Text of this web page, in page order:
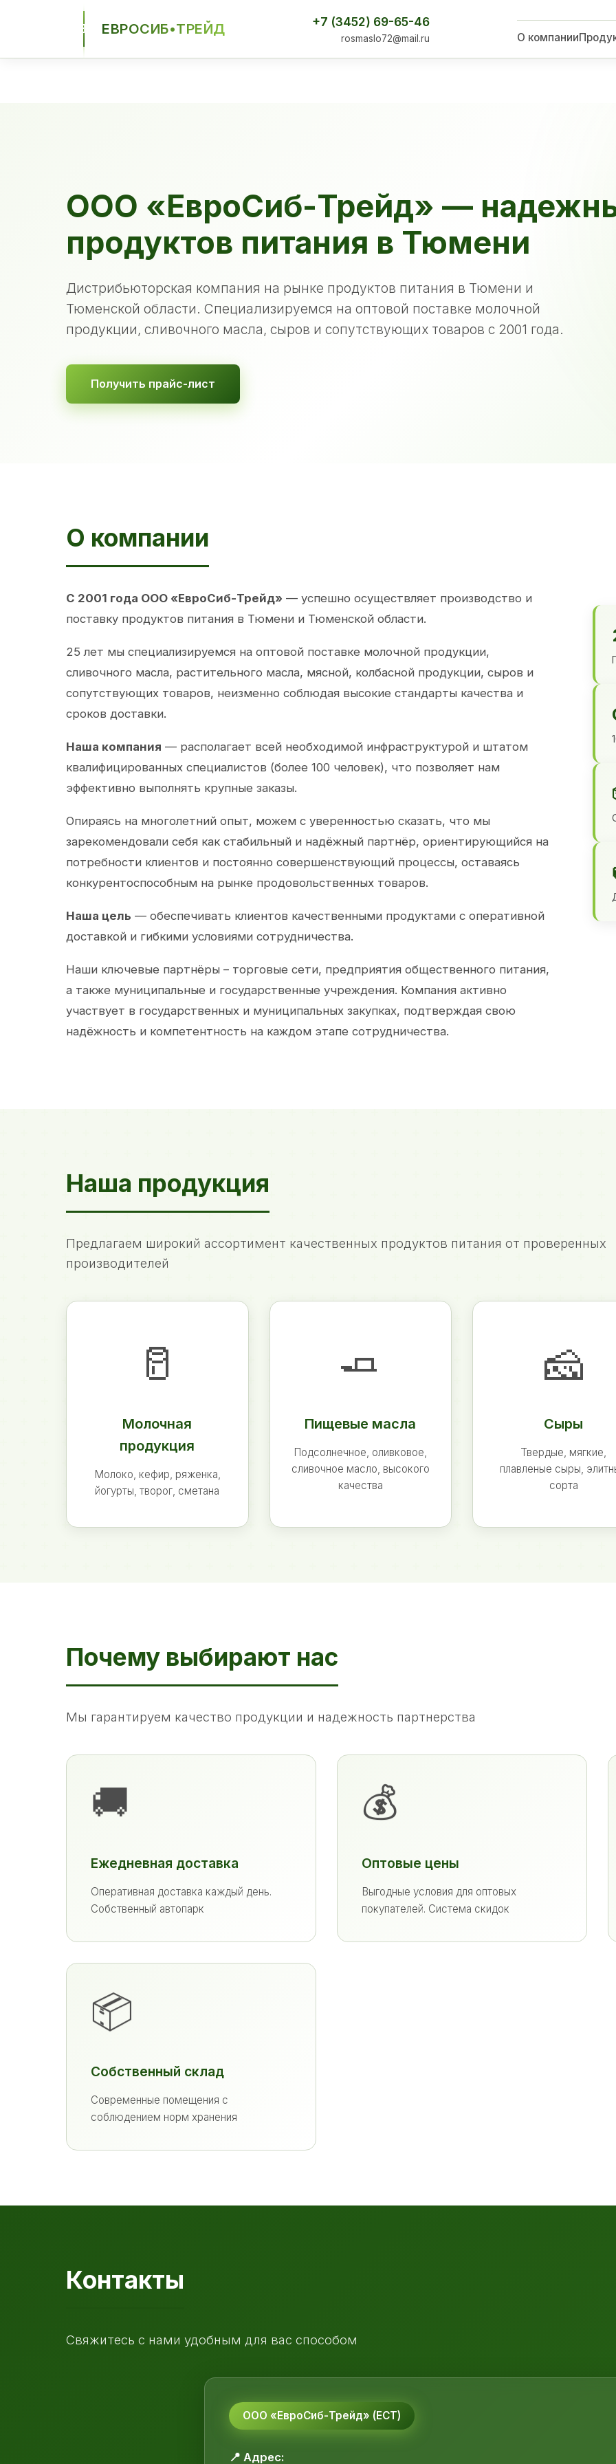
ЕСТ ЕВРОСИБ•ТРЕЙД +7 (3452) 69-65-46
rosmaslo72@mail.ru О компании
ООО «ЕвроСиб-Трейд» —
продуктов питания в Тюмени
Дистрибьюторская компания на рынке продуктов питания в Тюмени и
Тюменской области. Специализируемся на оптовой поставке молочной
продукции, сливочного масла, сыров и сопутствующих товаров с 2001 года.
Получить прайс-лист
О компании
С 2001 года ООО «ЕвроСиб-Трейд» — успешно осуществляет производство и
поставку продуктов питания в Тюмени и Тюменской области.
25 лет мы специализируемся на оптовой поставке молочной продукции,
сливочного масла, растительного масла, мясной, колбасной продукции, сыров и
сопутствующих товаров, неизменно соблюдая высокие стандарты качества и
сроков доставки.
Наша компания — располагает всей необходимой инфраструктурой и штатом
квалифицированных специалистов (более 100 человек), что позволяет нам
эффективно выполнять крупные заказы.
Опираясь на многолетний опыт, можем с уверенностью сказать, что мы
зарекомендовали себя как стабильный и надёжный партнёр, ориентирующийся на
потребности клиентов и постоянно совершенствующий процессы, оставаясь
конкурентоспособным на рынке продовольственных товаров.
Наша цель — обеспечивать клиентов качественными продуктами с оперативной
доставкой и гибкими условиями сотрудничества.
Наши ключевые партнёры – торговые сети, предприятия общественного питания,
а также муниципальные и государственные учреждения. Компания активно
участвует в государственных и муниципальных закупках, подтверждая свою
надёжность и компетентность на каждом этапе сотрудничества.
Наша продукция
Предлагаем широкий ассортимент качественных продуктов питания от проверенных
производителей
🥛
Молочная
продукция
Молоко, кефир, ряженка,
йогурты, творог, сметана
🧈
Пищевые масла
Подсолнечное, оливковое,
сливочное масло, высокого
качества
🧀
Сыры
Твердые, мягкие,
плавленые сыры,
сорта
Почему выбирают нас
Мы гарантируем качество продукции и надежность партнерства
🚚
Ежедневная доставка
Оперативная доставка каждый день.
Собственный автопарк
💰
Оптовые цены
Выгодные условия для оптовых
покупателей. Система скидок
📦
Собственный склад
Современные помещения с
соблюдением норм хранения
Контакты
Свяжитесь с нами удобным для вас способом
ООО «ЕвроСиб-Трейд» (ЕСТ)
📍 Адрес: